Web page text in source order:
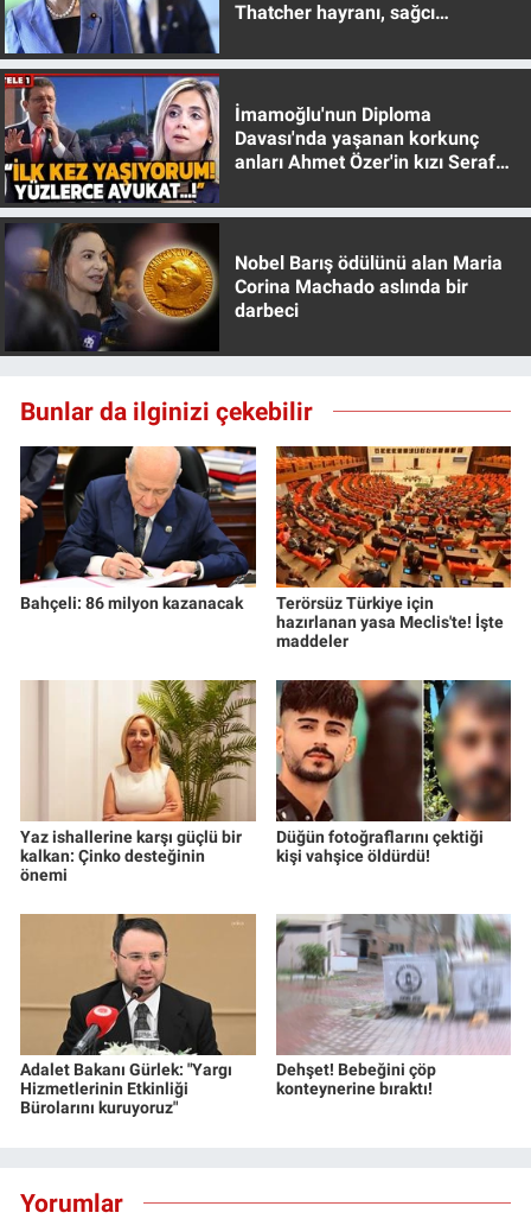
Thatcher hayranı, sağcı
İmamoğlu'nun Diploma
Davası'nda yaşanan korkunç
anları Ahmet Özer'in kızı Seraf
Nobel Barış ödülünü alan Maria
Corina Machado aslında bir
darbeci
Bunlar da ilginizi çekebilir
Bahçeli: 86 milyon kazanacak
Terörsüz Türkiye için
hazırlanan yasa Meclis'te! İşte
maddeler
Yaz ishallerine karşı güçlü bir
kalkan: Çinko desteğinin
önemi
Düğün fotoğraflarını çektiği
kişi vahşice öldürdü!
Adalet Bakanı Gürlek: "Yargı
Hizmetlerinin Etkinliği
Bürolarını kuruyoruz"
Dehşet! Bebeğini çöp
konteynerine bıraktı!
Yorumlar